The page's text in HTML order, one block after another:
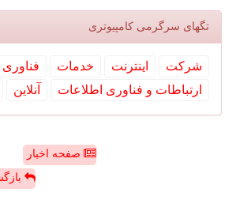
تگهای سرگرمی كامپیوتری
شركت اینترنت خدمات فناوری
ارتباطات و فناوری اطلاعات
آنلاین
صفحه اخبار